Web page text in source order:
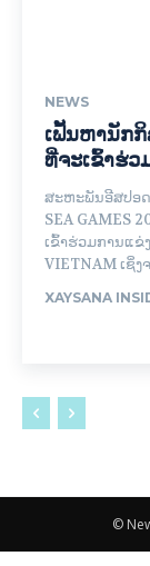
NEWS
ເຟັ້ນຫານັກ
ທີ່ຈະເຂົ້າຮ່ວ
ສະຫະພັນອີສປອດ
SEA GAMES
ເຂົ້າຮ່ວມການແຂ່
VIETNAM ເຊິ່
XAYSANA
©